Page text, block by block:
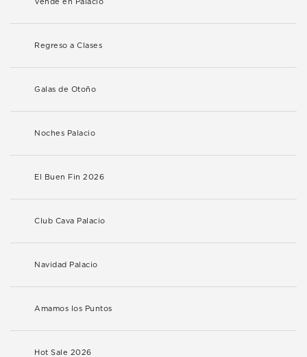
Vende en Palacio
Regreso a Clases
Galas de Otoño
Noches Palacio
El Buen Fin 2026
Club Cava Palacio
Navidad Palacio
Amamos los Puntos
Hot Sale 2026